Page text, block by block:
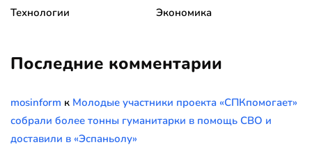
Технологии Экономика
Последние комментарии
mosinform к Молодые участники проекта «СПКпомогает»
собрали более тонны гуманитарки в помощь СВО и
доставили в «Эспаньолу»